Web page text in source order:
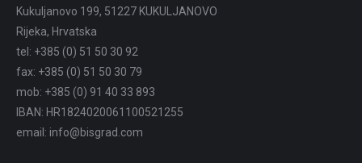
Kukuljanovo 199, 51227 KUKULJANOVO
Rijeka, Hrvatska
tel: +385 (0) 51 50 30 92
fax: +385 (0) 51 50 30 79
mob: +385 (0) 91 40 33 893
IBAN: HR1824020061100521255
email: info@bisgrad.com